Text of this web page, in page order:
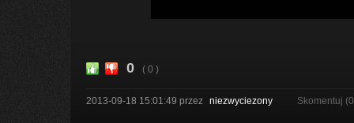
0 ( 0 )
2013-09-18 15:01:49 przez niezwyciezony Skomentuj